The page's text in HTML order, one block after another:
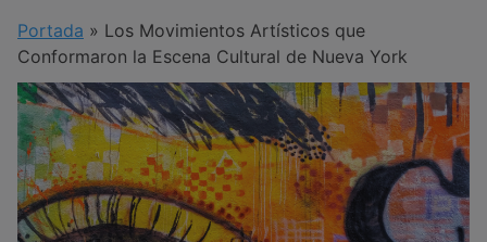
Portada » Los Movimientos Artísticos que
Conformaron la Escena Cultural de Nueva York